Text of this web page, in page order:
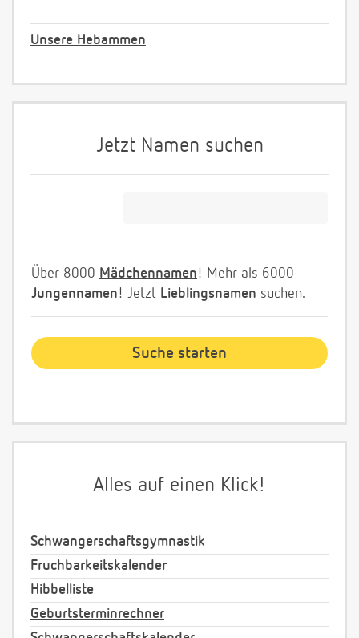
Unsere Hebammen
Jetzt Namen suchen
Über 8000 Mädchennamen! Mehr als 6000
Jungennamen! Jetzt Lieblingsnamen suchen.
Alles auf einen Klick!
Schwangerschaftsgymnastik
Fruchbarkeitskalender
Hibbelliste
Geburtsterminrechner